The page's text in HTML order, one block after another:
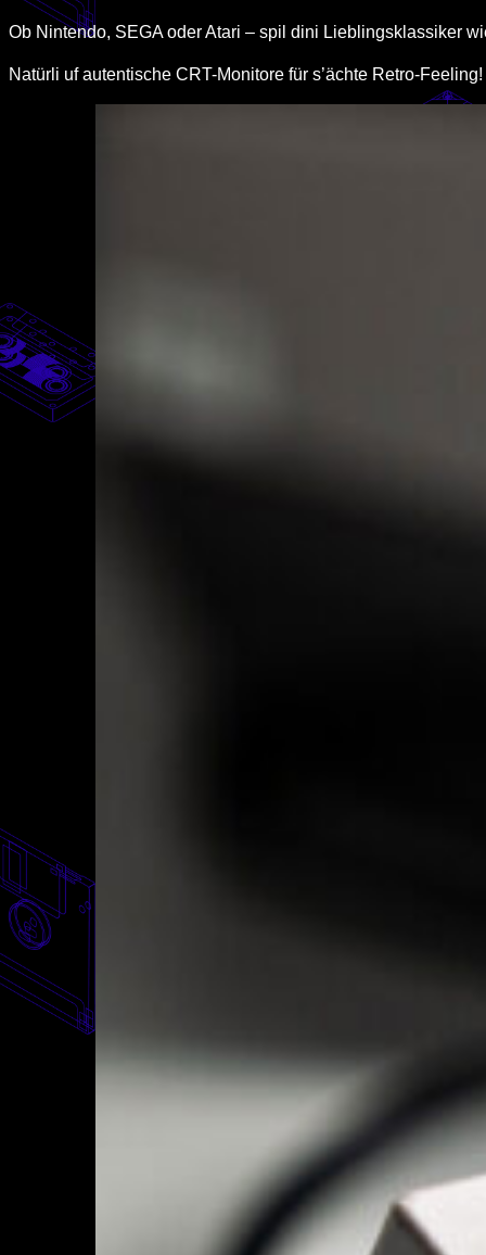
Ob Nintendo, SEGA oder Atari – spil dini Lieblingsklassiker
Natürli uf autentische CRT-Monitore für s’ächte Retro-Feeling!